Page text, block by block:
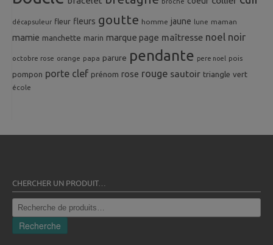
décapsuleur fleur fleurs goutte homme jaune lune maman
mamie manchette marin marque page maîtresse noel noir
octobre rose orange papa parure pendante pere noel pois
pompon porte clef prénom rose rouge sautoir triangle vert
école
CHERCHER UN PRODUIT…
Recherche
pour :
Recherche